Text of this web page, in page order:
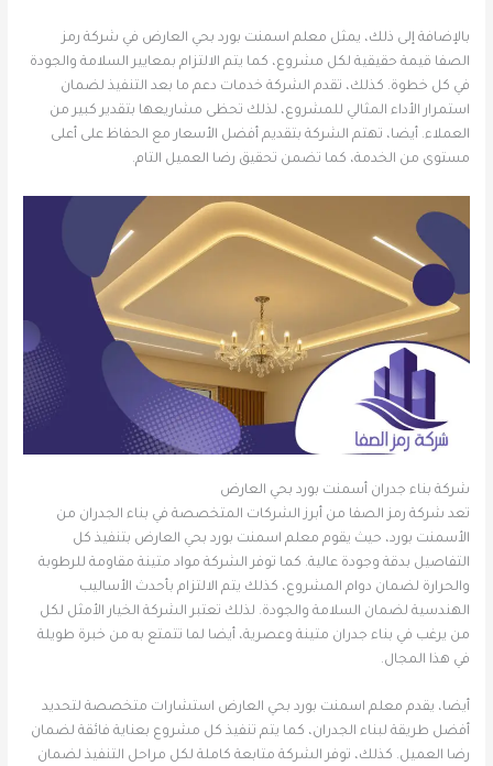
بالإضافة إلى ذلك، يمثل معلم اسمنت بورد بحي العارض في شركة رمز
الصفا قيمة حقيقية لكل مشروع، كما يتم الالتزام بمعايير السلامة والجودة
في كل خطوة. كذلك، تقدم الشركة خدمات دعم ما بعد التنفيذ لضمان
استمرار الأداء المثالي للمشروع، لذلك تحظى مشاريعها بتقدير كبير من
العملاء. أيضا، تهتم الشركة بتقديم أفضل الأسعار مع الحفاظ على أعلى
مستوى من الخدمة، كما تضمن تحقيق رضا العميل التام.
شركة بناء جدران أسمنت بورد بحي العارض
تعد شركة رمز الصفا من أبرز الشركات المتخصصة في بناء الجدران من
الأسمنت بورد، حيث يقوم معلم اسمنت بورد بحي العارض بتنفيذ كل
التفاصيل بدقة وجودة عالية. كما توفر الشركة مواد متينة مقاومة للرطوبة
والحرارة لضمان دوام المشروع، كذلك يتم الالتزام بأحدث الأساليب
الهندسية لضمان السلامة والجودة. لذلك تعتبر الشركة الخيار الأمثل لكل
من يرغب في بناء جدران متينة وعصرية، أيضا لما تتمتع به من خبرة طويلة
في هذا المجال.
أيضا، يقدم معلم اسمنت بورد بحي العارض استشارات متخصصة لتحديد
أفضل طريقة لبناء الجدران، كما يتم تنفيذ كل مشروع بعناية فائقة لضمان
رضا العميل. كذلك، توفر الشركة متابعة كاملة لكل مراحل التنفيذ لضمان